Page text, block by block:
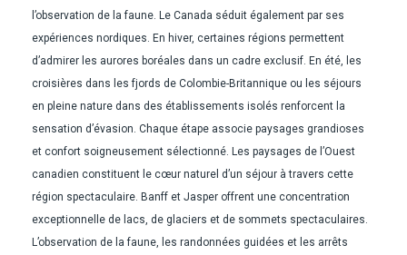
l’observation de la faune. Le Canada séduit également par ses
expériences nordiques. En hiver, certaines régions permettent
d’admirer les aurores boréales dans un cadre exclusif. En été, les
croisières dans les fjords de Colombie-Britannique ou les séjours
en pleine nature dans des établissements isolés renforcent la
sensation d’évasion. Chaque étape associe paysages grandioses
et confort soigneusement sélectionné. Les paysages de l’Ouest
canadien constituent le cœur naturel d’un séjour à travers cette
région spectaculaire. Banff et Jasper offrent une concentration
exceptionnelle de lacs, de glaciers et de sommets spectaculaires.
L’observation de la faune, les randonnées guidées et les arrêts